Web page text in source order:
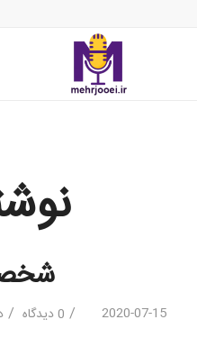
2020-07-15
/ 0 دیدگاه /